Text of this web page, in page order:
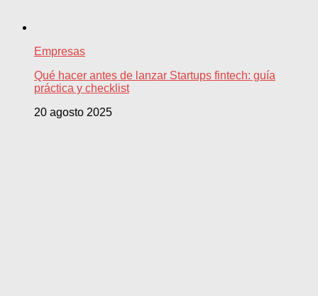
Empresas
Qué hacer antes de lanzar Startups fintech: guía
práctica y checklist
20 agosto 2025